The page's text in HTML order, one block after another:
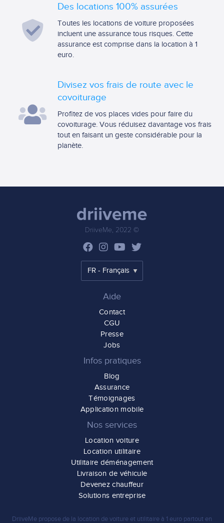
Des locations 100% assurées
Toutes les locations de voiture proposées
incluent une assurance tous risques. Cette
assurance est comprise dans la location à 1
euro.
Divisez vos frais de route avec le
covoiturage
Profitez de vos places vides pour faire du
covoiturage. Vous réduisez davantage vos frais
tout en faisant un geste considérable pour la
planète.
DriiveMe, 2022 ©
Aide
Contact
CGU
Presse
Jobs
Infos pratiques
Blog
Assurance
Témoignages
Application mobile
Nos services
Location voiture
Location utilitaire
Utilitaire déménagement
Livraison de véhicule
Devenez chauffeur
Solutions entreprise
DriiveMe propose de la location de voiture et utilitaire à 1 euro partout en